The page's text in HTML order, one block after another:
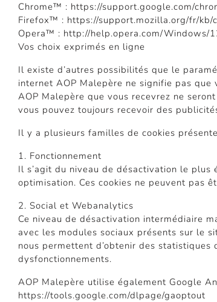
Chrome™ : https://support.google.com/
Firefox™ : https://support.mozilla.org/fr/
Opera™ : http://help.opera.com/Windows/
Vos choix exprimés en ligne
Il existe d’autres possibilités que le
internet AOP Malepère ne signifie pas
AOP Malepère que vous recevrez ne
vous pouvez toujours recevoir des
Il y a plusieurs familles de cookies
1. Fonctionnement
Il s’agit du niveau de désactivation le
optimisation. Ces cookies ne peuvent pas
2. Social et Webanalytics
Ce niveau de désactivation intermédiaire
avec les modules sociaux présents sur le
nous permettent d’obtenir des
dysfonctionnements.
AOP Malepère utilise également Google
https://tools.google.com/dlpage/gaoptout